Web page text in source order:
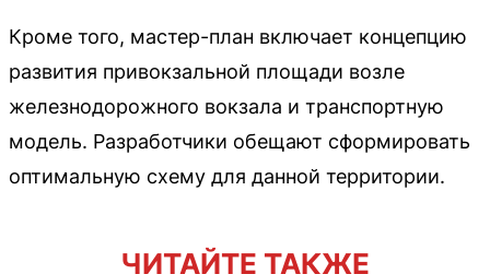
Кроме того, мастер-план включает концепцию
развития привокзальной площади возле
железнодорожного вокзала и транспортную
модель. Разработчики обещают сформировать
оптимальную схему для данной территории.
ЧИТАЙТЕ ТАКЖЕ